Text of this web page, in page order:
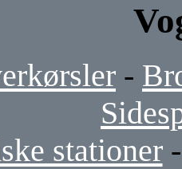
-
stationer